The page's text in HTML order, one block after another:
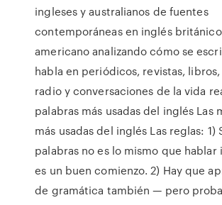
ingleses y australianos de fuentes
contemporáneas en inglés
americano analizando cómo se
habla en periódicos, revistas,
radio y conversaciones de la vida
palabras más usadas del inglés Las
más usadas del inglés Las reglas: 1)
palabras no es lo mismo que hablar
es un buen comienzo. 2) Hay que
de gramática también — pero